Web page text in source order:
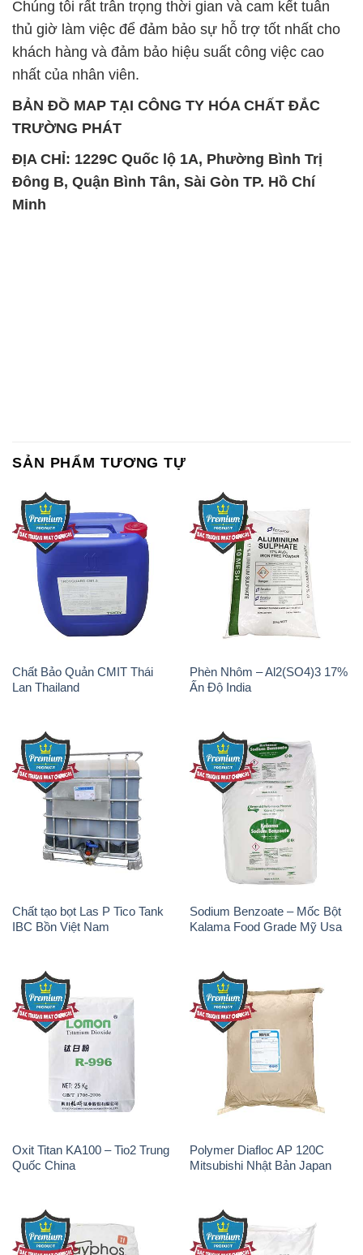
Chất Bảo Quản CMIT Thái
Lan Thailand
Phèn Nhôm – Al2(SO4)3 17%
Ấn Độ India
Quốc China
Mitsubishi Nhật Bản Japan
STPP Prayphos Bỉ Belgium
Bột Trung Quốc China
NaHCO3 Hunan Trung Quốc
China
Lan